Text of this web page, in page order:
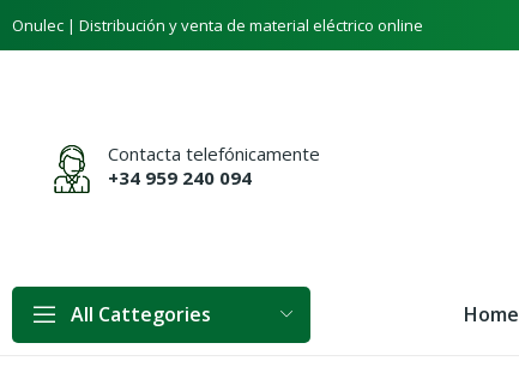
Onulec | Distribución y venta de material eléctrico online
Contacta telefónicamente
+34 959 240 094
All Cattegories Home